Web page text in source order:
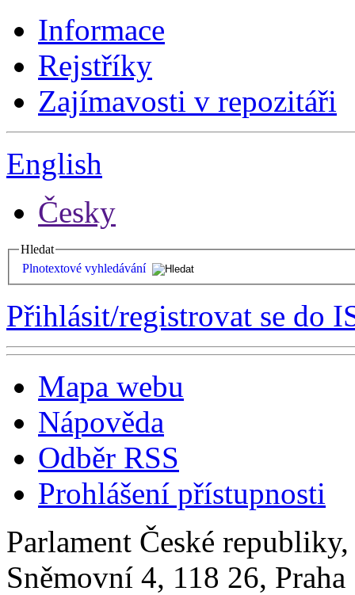
Informace
Rejstříky
Zajímavosti v repozitáři
English
Česky
Hledat
Plnotextové vyhledávání
Přihlásit/registrovat se do
Mapa webu
Nápověda
Odběr RSS
Prohlášení přístupnosti
Parlament České
Sněmovní 4, 118 26,